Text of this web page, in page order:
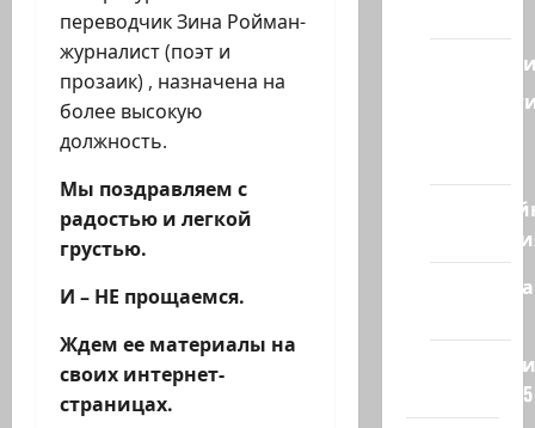
переводчик Зина Ройман-
журналист (поэт и
прозаик) , назначена на
более высокую
должность.
Мы поздравляем с
радостью и легкой
грустью.
И – НЕ прощаемся.
Ждем ее материалы на
своих интернет-
страницах.
Полемика
сайта 2025